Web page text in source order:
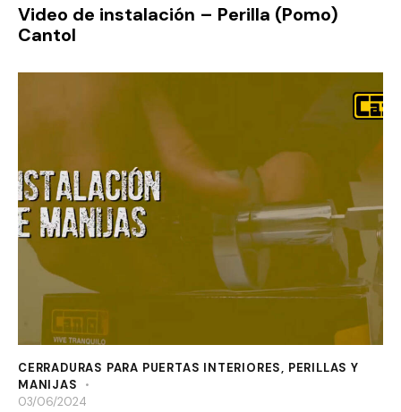
Video de instalación – Perilla (Pomo)
Cantol
CERRADURAS PARA PUERTAS INTERIORES, PERILLAS Y
MANIJAS
03/06/2024